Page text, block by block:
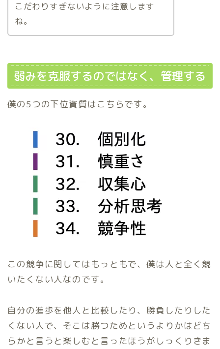
こだわりすぎないように注意します
ね。
弱みを克服するのではなく、管理する
僕の5つの下位資質はこちらです。
この競争に関してはもっともで、僕は人と全く競
いたくない人なのです。
自分の進歩を他人と比較したり、勝負したりした
くない人で、そこは勝つためというよりかはどち
らかと言うと楽しむと言ったほうがしっくりきま